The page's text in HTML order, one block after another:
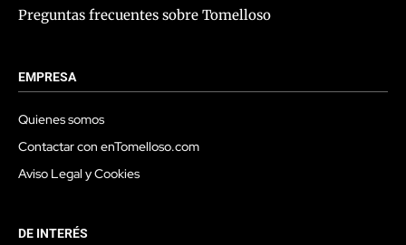
Preguntas frecuentes sobre Tomelloso
EMPRESA
Quienes somos
Contactar con enTomelloso.com
Aviso Legal y Cookies
DE INTERÉS